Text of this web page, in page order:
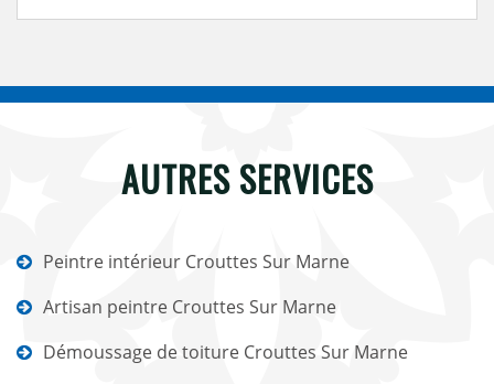
AUTRES SERVICES
Peintre intérieur Crouttes Sur Marne
Artisan peintre Crouttes Sur Marne
Démoussage de toiture Crouttes Sur Marne